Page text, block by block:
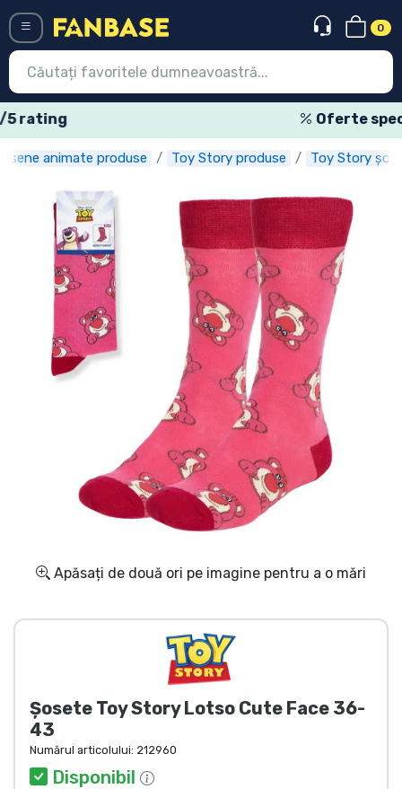
0
Oferte speciale săptămânale
animate produse Toy Story produse Toy Story
Apăsați de două ori pe imagine pentru a o mări
Șosete Toy Story Lotso Cute Face 36-
43
Numărul articolului: 212960
Disponibil
Menü
Conectați-vă Înregistrare
Ultimele
Oferte
Expres
Precomenzi
Outlet produse
Transport și plată
Sortare după serie
Sortare după filme
Sortare după desene animate
Sortare după Anime
Sortare după jocuri
Sortare după sport
Sortare după muzică